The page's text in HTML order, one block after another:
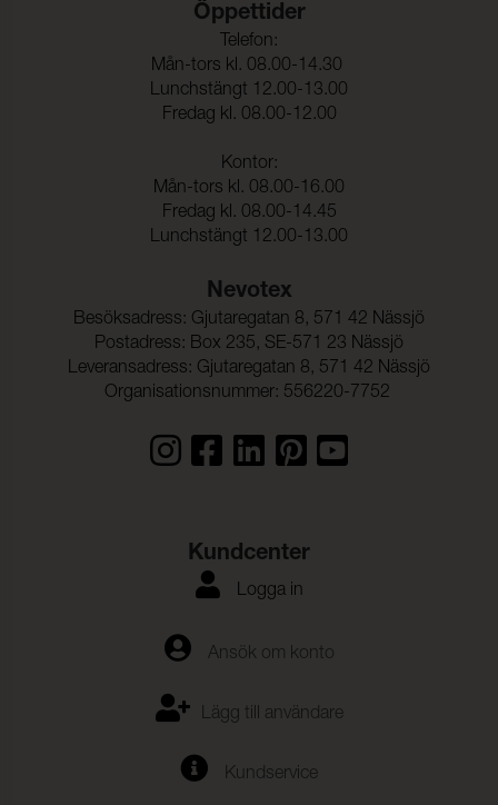
Öppettider
Telefon:
Mån-tors kl. 08.00-14.30
Lunchstängt 12.00-13.00
Fredag kl. 08.00-12.00
Kontor:
Mån-tors kl. 08.00-16.00
Fredag kl. 08.00-14.45
Lunchstängt 12.00-13.00
Nevotex
Besöksadress: Gjutaregatan 8, 571 42 Nässjö
Postadress: Box 235, SE-571 23 Nässjö
Leveransadress: Gjutaregatan 8, 571 42 Nässjö
Organisationsnummer: 556220-7752
Kundcenter
Logga in
Ansök om konto
Lägg till användare
Kundservice